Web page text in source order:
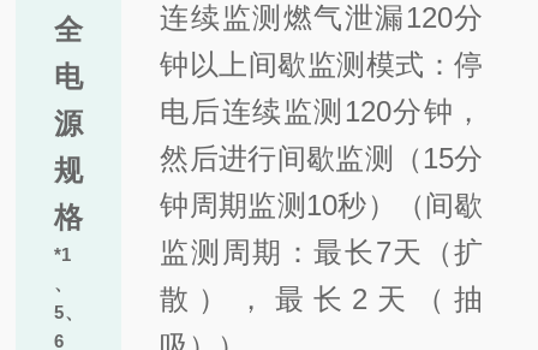
全
电
源
规
格
*1
、
5、
6
连续监测燃气泄漏120分
钟以上间歇监测模式：停
电后连续监测120分钟，
然后进行间歇监测（15分
钟周期监测10秒）（间歇
监测周期：最长7天（扩
散），最长2天（抽